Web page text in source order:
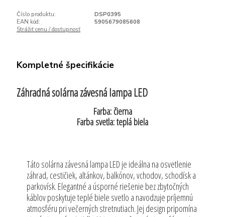
Číslo produktu:
DSP0395
EAN kód:
5905679085608
Strážiť cenu / dostupnosť
Kompletné špecifikácie
Záhradná solárna závesná lampa LED
Farba: čierna
Farba svetla: teplá biela
Táto solárna závesná lampa LED je ideálna na osvetlenie
záhrad, cestičiek, altánkov, balkónov, vchodov, schodísk a
parkovísk. Elegantné a úsporné riešenie bez zbytočných
káblov poskytuje teplé biele svetlo a navodzuje príjemnú
atmosféru pri večerných stretnutiach. Jej design pripomína